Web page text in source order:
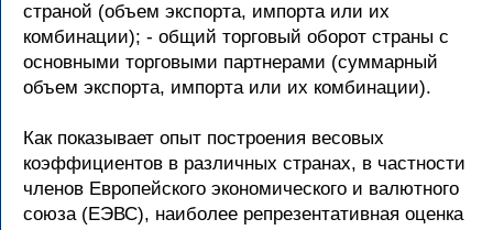
страной (объем экспорта, импорта или их
комбинации); - общий торговый оборот страны с
основными торговыми партнерами (суммарный
объем экспорта, импорта или их комбинации).
Как показывает опыт построения весовых
коэффициентов в различных странах, в частности
членов Европейского экономического и валютного
союза (ЕЭВС), наиболее репрезентативная оценка